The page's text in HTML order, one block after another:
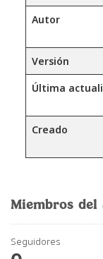
Miembros
Seguidores
Autor
Versión
Última
Creado